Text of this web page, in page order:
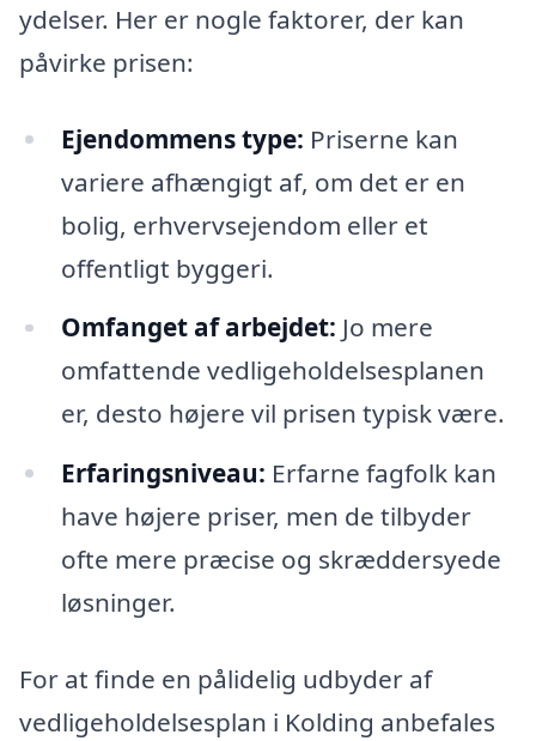
ydelser. Her er nogle faktorer, der kan
påvirke prisen:
Ejendommens type: Priserne kan
variere afhængigt af, om det er en
bolig, erhvervsejendom eller et
offentligt byggeri.
Omfanget af arbejdet: Jo mere
omfattende vedligeholdelsesplanen
er, desto højere vil prisen typisk være.
Erfaringsniveau: Erfarne fagfolk kan
have højere priser, men de tilbyder
ofte mere præcise og skræddersyede
løsninger.
For at finde en pålidelig udbyder af
vedligeholdelsesplan i Kolding anbefales